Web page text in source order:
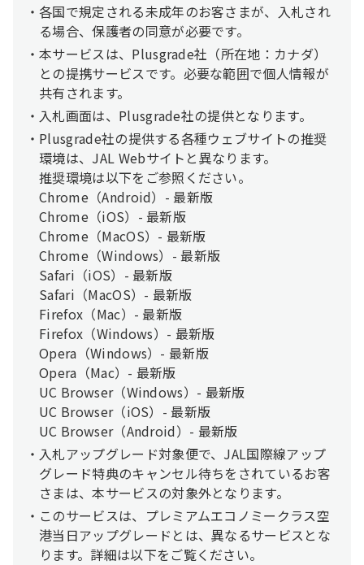
各国で規定される未成年のお客さまが、入札され
る場合、保護者の同意が必要です。
本サービスは、Plusgrade社（所在地：カナダ）
との提携サービスです。必要な範囲で個人情報が
共有されます。
入札画面は、Plusgrade社の提供となります。
Plusgrade社の提供する各種ウェブサイトの推奨
環境は、JAL Webサイトと異なります。
推奨環境は以下をご参照ください。
Chrome（Android）- 最新版
Chrome（iOS）- 最新版
Chrome（MacOS）- 最新版
Chrome（Windows）- 最新版
Safari（iOS）- 最新版
Safari（MacOS）- 最新版
Firefox（Mac）- 最新版
Firefox（Windows）- 最新版
Opera（Windows）- 最新版
Opera（Mac）- 最新版
UC Browser（Windows）- 最新版
UC Browser（iOS）- 最新版
UC Browser（Android）- 最新版
入札アップグレード対象便で、JAL国際線アップ
グレード特典のキャンセル待ちをされているお客
さまは、本サービスの対象外となります。
このサービスは、プレミアムエコノミークラス空
港当日アップグレードとは、異なるサービスとな
ります。詳細は以下をご覧ください。